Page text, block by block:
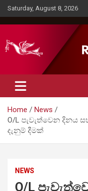
Skip
to
content
Saturday, August 8, 2026
Rupavahini
Home
News
O/L පැවැත්වෙන දිනය
දැනුම් දීමක්
NEWS
O/L